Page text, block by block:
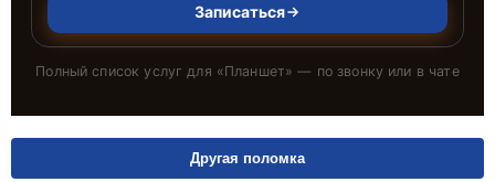
Записаться
Полный список услуг для «Планшет» — по звонку или в чате
Другая поломка